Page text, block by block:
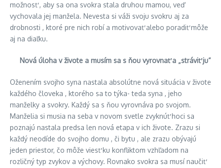
možnosť , aby sa ona svokra stala druhou mamou, veď
vychovala jej manžela. Nevesta si váži svoju svokru aj za
drobnosti , ktoré pre nich robí a motivovať alebo poradiť môže
aj na diaľku.
Nová úloha v živote a musím sa s ňou vyrovnať a „stráviť ju“
Oženením svojho syna nastala absolútne nová situácia v živote
každého človeka , ktorého sa to týka- teda syna , jeho
manželky a svokry. Každý sa s ňou vyrovnáva po svojom.
Manželia si musia na seba v novom svetle zvyknúť hoci sa
poznajú nastala predsa len nová etapa v ich živote. Zrazu si
každý neodíde do svojho domu , či bytu , ale zrazu obývajú
jeden priestor, čo môže viesť ku konfliktom vzhľadom na
rozličný typ zvykov a výchovy. Rovnako svokra sa musí naučiť